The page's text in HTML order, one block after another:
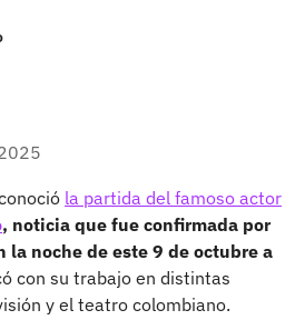
la partida del famoso actor
, noticia que fue confirmada por
la noche de este 9 de octubre a
con su trabajo en distintas
y el teatro colombiano.